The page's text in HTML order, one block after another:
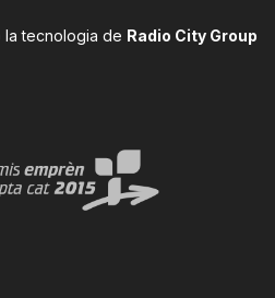
la tecnologia de Radio City Group